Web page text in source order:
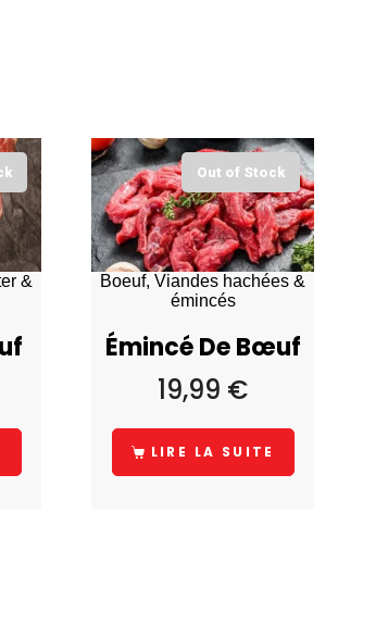
&
Out of Stock
Boeuf, Viandes hachées &
émincés
Émincé De Bœuf
19,99 €
LIRE LA SUITE